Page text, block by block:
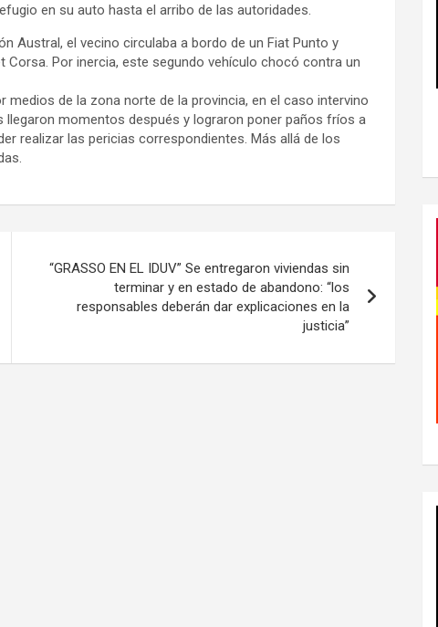
en su auto hasta el arribo de las autoridades.
Austral, el vecino circulaba a bordo de un Fiat Punto y
Por inercia, este segundo vehículo chocó contra un
de la zona norte de la provincia, en el caso intervino
llegaron momentos después y lograron poner paños fríos a
realizar las pericias correspondientes. Más allá de los
“GRASSO EN EL IDUV” Se entregaron viviendas sin
terminar y en estado de abandono: “los
responsables deberán dar explicaciones en la
justicia”